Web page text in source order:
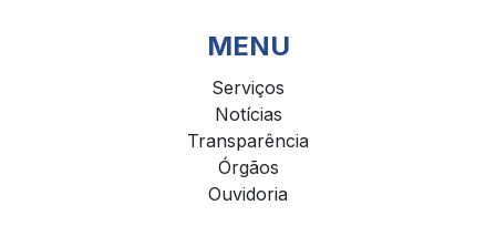
MENU
Serviços
Notícias
Transparência
Órgãos
Ouvidoria